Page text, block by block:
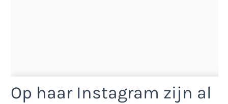
Op haar Instagram zijn al